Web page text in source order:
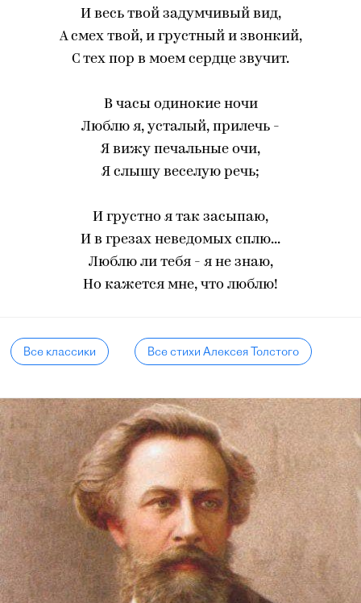
И весь твой задумчивый вид,
А смех твой, и грустный и звонкий,
С тех пор в моем сердце звучит.
В часы одинокие ночи
Люблю я, усталый, прилечь -
Я вижу печальные очи,
Я слышу веселую речь;
И грустно я так засыпаю,
И в грезах неведомых сплю...
Люблю ли тебя - я не знаю,
Но кажется мне, что люблю!
Все классики Все стихи Алексея Толстого